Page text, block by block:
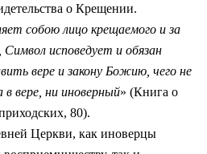
о Крещении.
собою лицо крещаемого и за
исповедует и обязан
вере и закону Божию, чего не
вере, ни иноверный» (Книга о
80).
Церкви, как иноверцы